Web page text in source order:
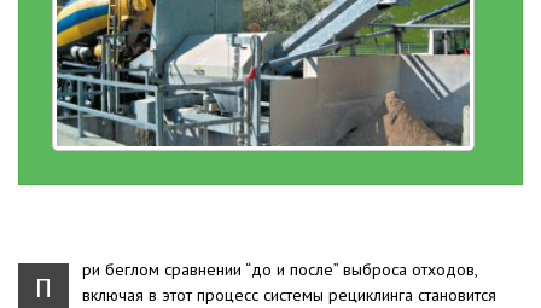
П
ри беглом сравнении “до и после” выброса отходов,
включая в этот процесс системы рециклинга становится